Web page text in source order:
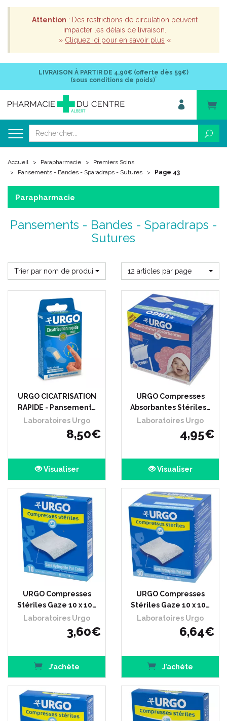
Attention : Des restrictions de circulation peuvent
impacter les délais de livraison.
» Cliquez ici pour en savoir plus «
LIVRAISON À PARTIR DE 4,90€ (offerte dès 59€)
(sous conditions de poids)*
Accueil Parapharmacie
Premiers Soins
Pansements - Bandes - Sparadraps - Sutures
Page 43
Parapharmacie
Pansements - Bandes - Sparadraps -
Sutures
Trier par nom de produit 12 articles par page
URGO CICATRISATION
RAPIDE - Pansement…
Laboratoires Urgo
8,50€
Visualiser
URGO Compresses
Absorbantes Stériles…
Laboratoires Urgo
4,95€
Visualiser
URGO Compresses
Stériles Gaze 10 x 10…
Laboratoires Urgo
3,60€
J’achète
URGO Compresses
Stériles Gaze 10 x 10…
Laboratoires Urgo
6,64€
J’achète